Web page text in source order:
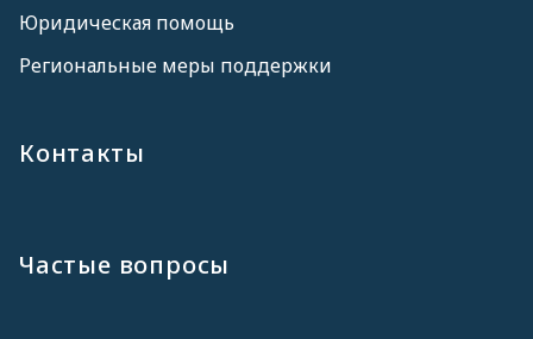
Юридическая помощь
Региональные меры поддержки
Контакты
Частые вопросы